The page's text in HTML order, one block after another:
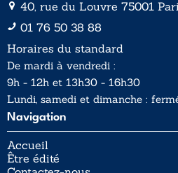
40, rue du Louvre 75001
01 76 50 38 88
Horaires du standard
De mardi à vendredi :
9h - 12h et 13h30 - 16h30
Lundi, samedi et dimanche :
Navigation
Accueil
Être édité